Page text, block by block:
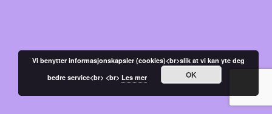
Vi benytter informasjonskapsler (cookies)<br>slik at vi kan yte deg
bedre service<br> <br>Les mer OK